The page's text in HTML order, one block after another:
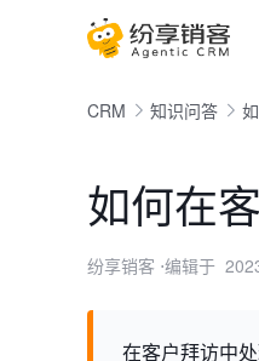
CRM 知识问答
如何在
纷享销客 ⋅编辑于
在客户拜访中